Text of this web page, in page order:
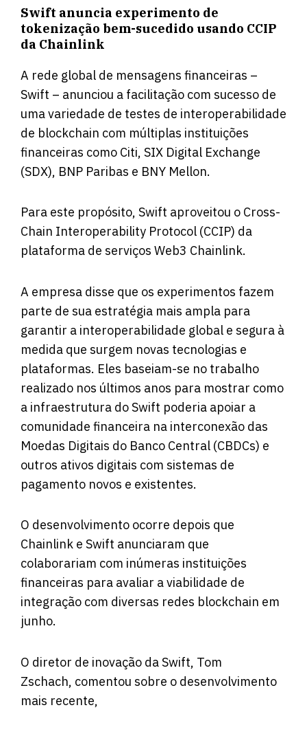
Swift anuncia experimento de
tokenização bem-sucedido usando CCIP
da Chainlink
A rede global de mensagens financeiras –
Swift – anunciou a facilitação com sucesso de
uma variedade de testes de interoperabilidade
de blockchain com múltiplas instituições
financeiras como Citi, SIX Digital Exchange
(SDX), BNP Paribas e BNY Mellon.
Para este propósito, Swift aproveitou o Cross-
Chain Interoperability Protocol (CCIP) da
plataforma de serviços Web3 Chainlink.
A empresa disse que os experimentos fazem
parte de sua estratégia mais ampla para
garantir a interoperabilidade global e segura à
medida que surgem novas tecnologias e
plataformas. Eles baseiam-se no trabalho
realizado nos últimos anos para mostrar como
a infraestrutura do Swift poderia apoiar a
comunidade financeira na interconexão das
Moedas Digitais do Banco Central (CBDCs) e
outros ativos digitais com sistemas de
pagamento novos e existentes.
O desenvolvimento ocorre depois que
Chainlink e Swift anunciaram que
colaborariam com inúmeras instituições
financeiras para avaliar a viabilidade de
integração com diversas redes blockchain em
junho.
O diretor de inovação da Swift, Tom
Zschach, comentou sobre o desenvolvimento
mais recente,